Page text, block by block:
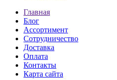
Главная
Блог
Ассортимент
Сотрудничество
Доставка
Оплата
Контакты
Карта сайта